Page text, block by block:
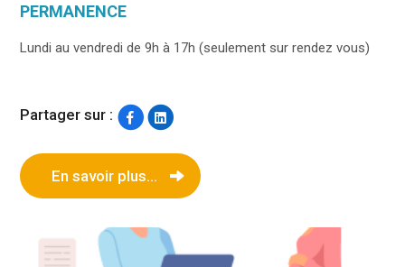
PERMANENCE
Lundi au vendredi de 9h à 17h (seulement sur rendez vous)
Partager sur :
En savoir plus...